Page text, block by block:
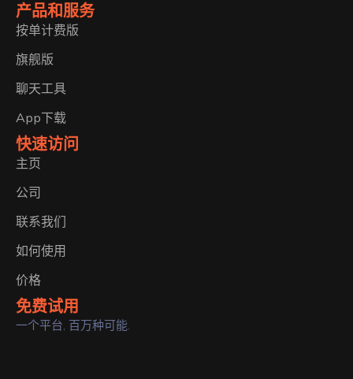
产品和服务
按单计费版
旗舰版
聊天工具
App下载
快速访问
主页
公司
联系我们
如何使用
价格
免费试用
一个平台, 百万种可能.